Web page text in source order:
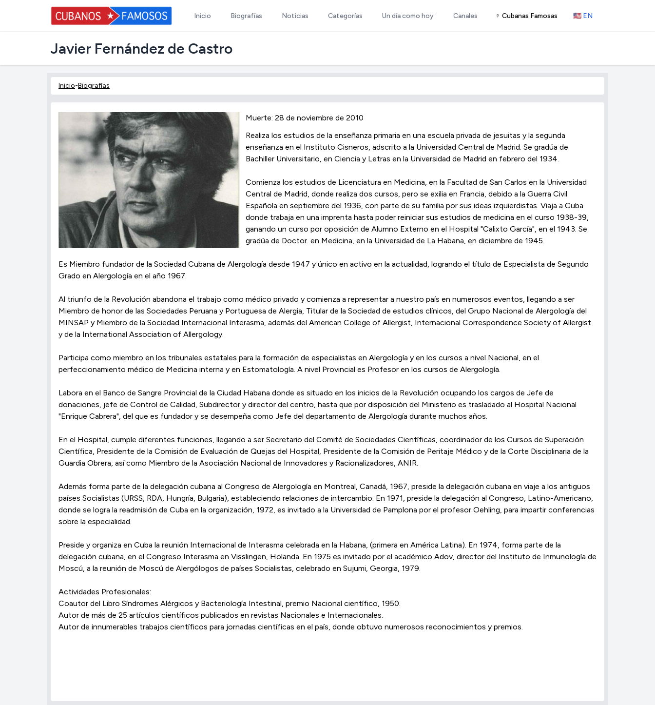
Inicio Biografías Noticias Categorías Un día como hoy Canales ♀ Cubanas Famosas 🇺🇸 EN
Javier Fernández de Castro
Inicio-Biografías
Muerte: 28 de noviembre de 2010
Realiza los estudios de la enseñanza primaria en una escuela privada de jesuitas y la segunda
enseñanza en el Instituto Cisneros, adscrito a la Universidad Central de Madrid. Se gradúa de
Bachiller Universitario, en Ciencia y Letras en la Universidad de Madrid en febrero del 1934.
Comienza los estudios de Licenciatura en Medicina, en la Facultad de San Carlos en la Universidad
Central de Madrid, donde realiza dos cursos, pero se exilia en Francia, debido a la Guerra Civil
Española en septiembre del 1936, con parte de su familia por sus ideas izquierdistas. Viaja a Cuba
donde trabaja en una imprenta hasta poder reiniciar sus estudios de medicina en el curso 1938-39,
ganando un curso por oposición de Alumno Externo en el Hospital "Calixto García", en el 1943. Se
gradúa de Doctor. en Medicina, en la Universidad de La Habana, en diciembre de 1945.
Es Miembro fundador de la Sociedad Cubana de Alergología desde 1947 y único en activo en la actualidad, logrando el título de Especialista de Segundo
Grado en Alergología en el año 1967.
Al triunfo de la Revolución abandona el trabajo como médico privado y comienza a representar a nuestro país en numerosos eventos, llegando a ser
Miembro de honor de las Sociedades Peruana y Portuguesa de Alergia, Titular de la Sociedad de estudios clínicos, del Grupo Nacional de Alergología del
MINSAP y Miembro de la Sociedad Internacional Interasma, además del American College of Allergist, Internacional Correspondence Society of Allergist
y de la International Association of Allergology.
Participa como miembro en los tribunales estatales para la formación de especialistas en Alergología y en los cursos a nivel Nacional, en el
perfeccionamiento médico de Medicina interna y en Estomatología. A nivel Provincial es Profesor en los cursos de Alergología.
Labora en el Banco de Sangre Provincial de la Ciudad Habana donde es situado en los inicios de la Revolución ocupando los cargos de Jefe de
donaciones, jefe de Control de Calidad, Subdirector y director del centro, hasta que por disposición del Ministerio es trasladado al Hospital Nacional
"Enrique Cabrera", del que es fundador y se desempeña como Jefe del departamento de Alergología durante muchos años.
En el Hospital, cumple diferentes funciones, llegando a ser Secretario del Comité de Sociedades Científicas, coordinador de los Cursos de Superación
Científica, Presidente de la Comisión de Evaluación de Quejas del Hospital, Presidente de la Comisión de Peritaje Médico y de la Corte Disciplinaria de la
Guardia Obrera, así como Miembro de la Asociación Nacional de Innovadores y Racionalizadores, ANIR.
Además forma parte de la delegación cubana al Congreso de Alergología en Montreal, Canadá, 1967, preside la delegación cubana en viaje a los antiguos
países Socialistas (URSS, RDA, Hungría, Bulgaria), estableciendo relaciones de intercambio. En 1971, preside la delegación al Congreso, Latino-Americano,
donde se logra la readmisión de Cuba en la organización, 1972, es invitado a la Universidad de Pamplona por el profesor Oehling, para impartir conferencias
sobre la especialidad.
Preside y organiza en Cuba la reunión Internacional de Interasma celebrada en la Habana, (primera en América Latina). En 1974, forma parte de la
delegación cubana, en el Congreso Interasma en Visslingen, Holanda. En 1975 es invitado por el académico Adov, director del Instituto de Inmunología de
Moscú, a la reunión de Moscú de Alergólogos de países Socialistas, celebrado en Sujumi, Georgia, 1979.
Actividades Profesionales:
Coautor del Libro Síndromes Alérgicos y Bacteriología Intestinal, premio Nacional científico, 1950.
Autor de más de 25 artículos científicos publicados en revistas Nacionales e Internacionales.
Autor de innumerables trabajos científicos para jornadas científicas en el país, donde obtuvo numerosos reconocimientos y premios.